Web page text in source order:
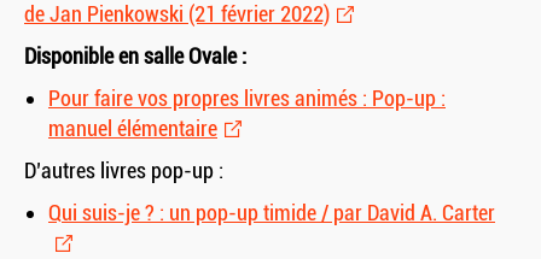
de Jan Pienkowski (21 février 2022)
Disponible en salle Ovale :
Pour faire vos propres livres animés : Pop-up :
manuel élémentaire
D’autres livres pop-up :
Qui suis-je ? : un pop-up timide / par David A. Carter